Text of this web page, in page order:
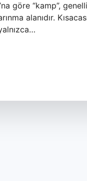
göre “kamp”,
alanıdır.